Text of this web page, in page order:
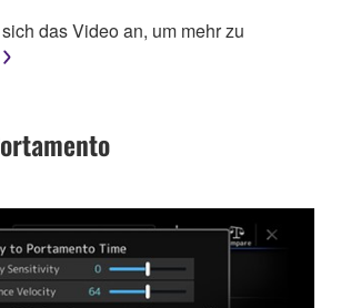
das Video an, um mehr zu